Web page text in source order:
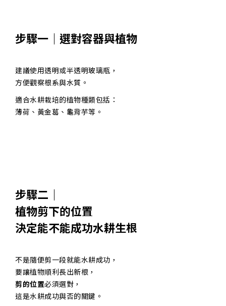
步驟一｜選對容器與植物
建議使用透明或半透明玻璃瓶，
方便觀察根系與水質。
適合水耕栽培的植物種類包括：
薄荷、黃金葛、龜背芋等。
步驟二｜
植物剪下的位置
決定能不能成功水耕生根
不是隨便剪一段就能水耕成功，
要讓植物順利長出新根，
剪的位置必須選對，
這是水耕成功與否的關鍵。